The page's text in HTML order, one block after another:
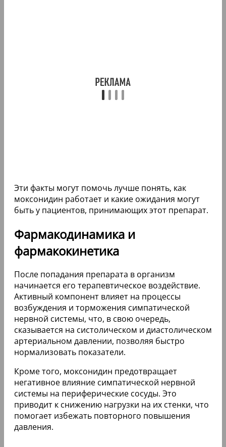
Эти факты могут помочь лучше понять, как
моксонидин работает и какие ожидания могут
быть у пациентов, принимающих этот препарат.
Фармакодинамика и
фармакокинетика
После попадания препарата в организм
начинается его терапевтическое воздействие.
Активный компонент влияет на процессы
возбуждения и торможения симпатической
нервной системы, что, в свою очередь,
сказывается на систолическом и диастолическом
артериальном давлении, позволяя быстро
нормализовать показатели.
Кроме того, моксонидин предотвращает
негативное влияние симпатической нервной
системы на периферические сосуды. Это
приводит к снижению нагрузки на их стенки, что
помогает избежать повторного повышения
давления.